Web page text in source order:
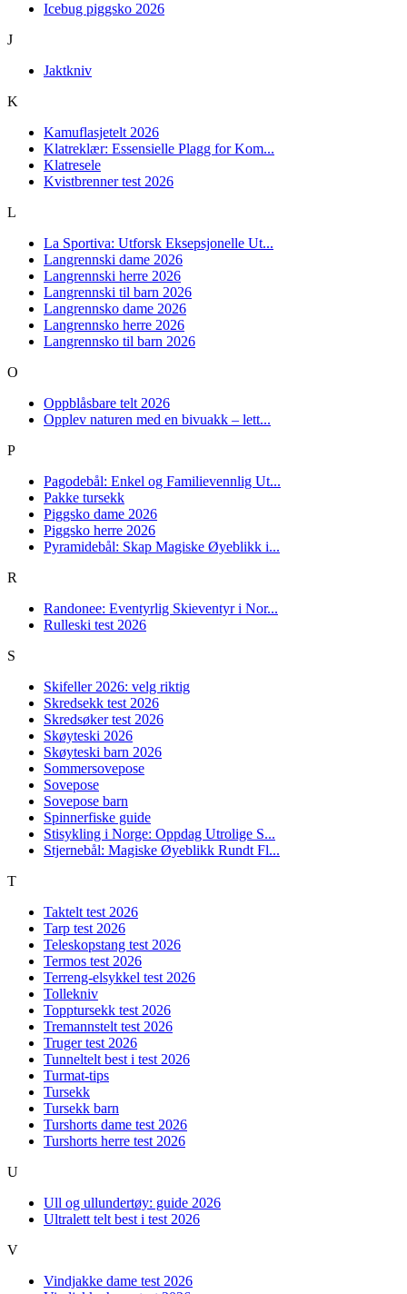
Icebug piggsko 2026
J
Jaktkniv
K
Kamuflasjetelt 2026
Klatreklær: Essensielle Plagg for Kom...
Klatresele
Kvistbrenner test 2026
L
La Sportiva: Utforsk Eksepsjonelle Ut...
Langrennski dame 2026
Langrennski herre 2026
Langrennski til barn 2026
Langrennsko dame 2026
Langrennsko herre 2026
Langrennsko til barn 2026
O
Oppblåsbare telt 2026
Opplev naturen med en bivuakk – lett...
P
Pagodebål: Enkel og Familievennlig Ut...
Pakke tursekk
Piggsko dame 2026
Piggsko herre 2026
Pyramidebål: Skap Magiske Øyeblikk i...
R
Randonee: Eventyrlig Skieventyr i Nor...
Rulleski test 2026
S
Skifeller 2026: velg riktig
Skredsekk test 2026
Skredsøker test 2026
Skøyteski 2026
Skøyteski barn 2026
Sommersovepose
Sovepose
Sovepose barn
Spinnerfiske guide
Stisykling i Norge: Oppdag Utrolige S...
Stjernebål: Magiske Øyeblikk Rundt Fl...
T
Taktelt test 2026
Tarp test 2026
Teleskopstang test 2026
Termos test 2026
Terreng-elsykkel test 2026
Tollekniv
Topptursekk test 2026
Tremannstelt test 2026
Truger test 2026
Tunneltelt best i test 2026
Turmat-tips
Tursekk
Tursekk barn
Turshorts dame test 2026
Turshorts herre test 2026
U
Ull og ullundertøy: guide 2026
Ultralett telt best i test 2026
V
Vindjakke dame test 2026